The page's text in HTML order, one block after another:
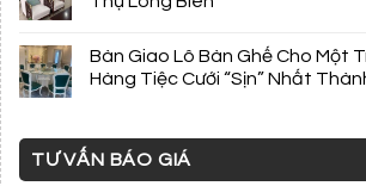
Bàn Giao Lô Bàn Ghế Cho Một
Hàng Tiệc Cưới “Sịn” Nhất
TƯ VẤN BÁO GIÁ